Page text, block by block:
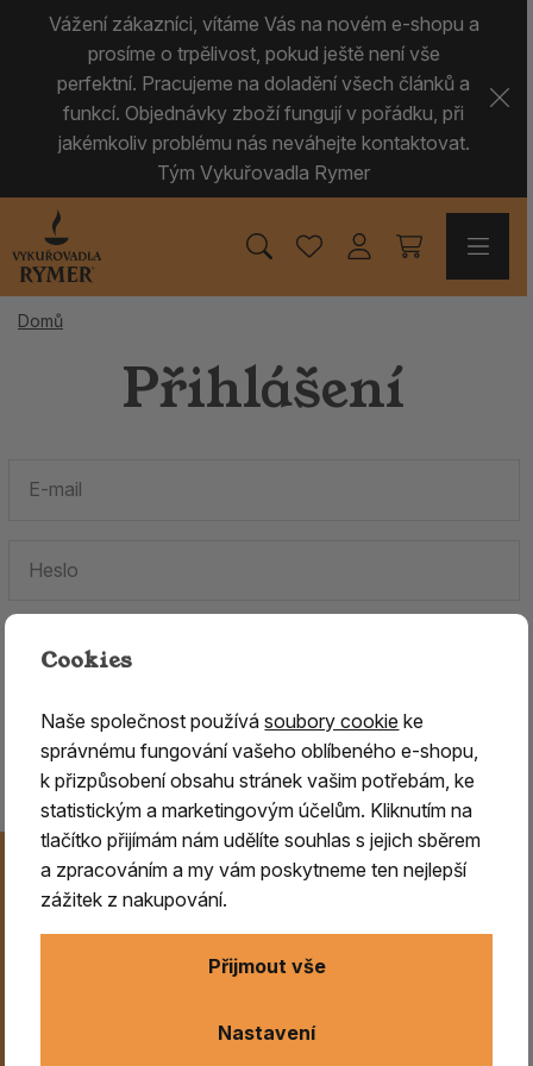
Vážení zákazníci, vítáme Vás na novém e-shopu a
prosíme o trpělivost, pokud ještě není vše
perfektní. Pracujeme na doladění všech článků a
funkcí. Objednávky zboží fungují v pořádku, při
jakémkoliv problému nás neváhejte kontaktovat.
Tým Vykuřovadla Rymer
Domů
Přihlášení
Zapomenuté heslo.
Jste tu poprvé?Zaregistrujte se
Novinky na Váš e-mail
Už nikdy nezmeškejte naše novinky, akce a speciální
nabídky. Přihlášení můžete kdykoliv zrušit.
Cookies
Naše společnost používásoubory cookie ke
správnému fungování vašeho oblíbeného e-shopu,
k přizpůsobení obsahu stránek vašim potřebám, ke
statistickým a marketingovým účelům. Kliknutím na
tlačítko přijímám nám udělíte souhlas s jejich sběrem
a zpracováním a my vám poskytneme ten nejlepší
zážitek z nakupování.
Nastavení
Přijmout vše